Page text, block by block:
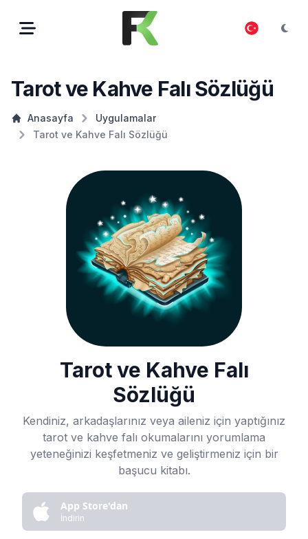
Tarot ve Kahve Falı Sözlüğü
Anasayfa
Uygulamalar
Tarot ve Kahve Falı Sözlüğü
Tarot ve Kahve Falı
Sözlüğü
Kendiniz, arkadaşlarınız veya aileniz için yaptığınız
tarot ve kahve falı okumalarını yorumlama
yeteneğinizi keşfetmeniz ve geliştirmeniz için bir
başucu kitabı.
App Store'dan
İndirin